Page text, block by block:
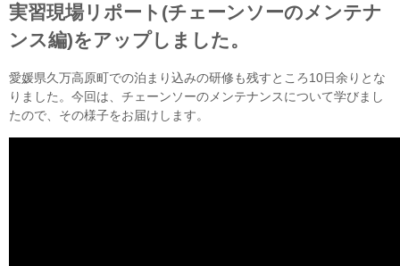
実習現場リポート(チェーンソーのメンテナ
ンス編)をアップしました。
愛媛県久万高原町での泊まり込みの研修も残すところ10日余りとな
りました。今回は、チェーンソーのメンテナンスについて学びまし
たので、その様子をお届けします。